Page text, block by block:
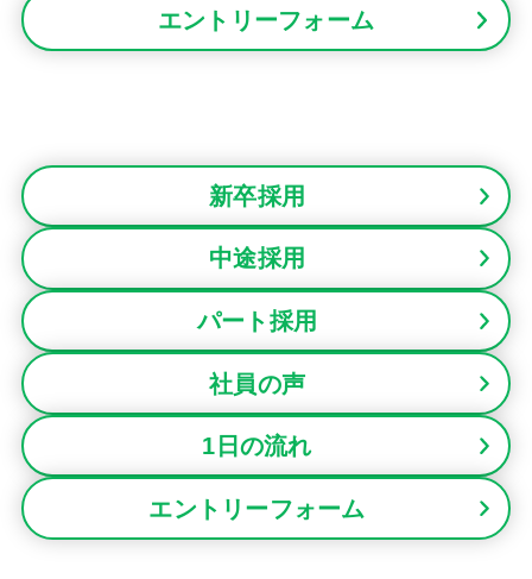
エントリーフォーム
新卒採用
中途採用
パート採用
社員の声
1日の流れ
エントリーフォーム